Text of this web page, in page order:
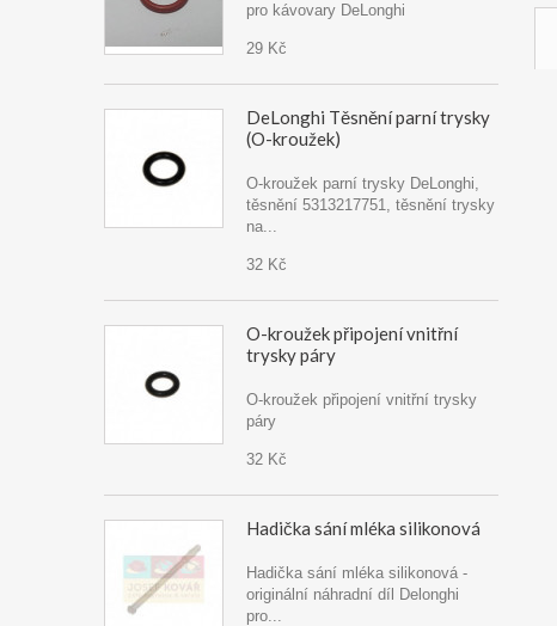
pro kávovary DeLonghi
29 Kč
DeLonghi Těsnění parní trysky
(O-kroužek)
O-kroužek parní trysky DeLonghi,
těsnění 5313217751, těsnění trysky
na...
32 Kč
O-kroužek připojení vnitřní
trysky páry
O-kroužek připojení vnitřní trysky
páry
32 Kč
Hadička sání mléka silikonová
Hadička sání mléka silikonová -
originální náhradní díl Delonghi
pro...